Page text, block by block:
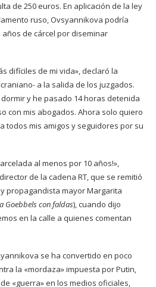
de 250 euros. En aplicación de la ley
ruso, Ovsyannikova podría
de cárcel por diseminar
difíciles de mi vida», declaró la
a la salida de los juzgados.
y he pasado 14 horas detenida
con mis abogados. Ahora solo quiero
todos mis amigos y seguidores por su
al menos por 10 años!»,
de la cadena RT, que se remitió
propagandista mayor Margarita
Goebbels con faldas), cuando dijo
en la calle a quienes comentan
se ha convertido en poco
la «mordaza» impuesta por Putin,
«guerra» en los medios oficiales,